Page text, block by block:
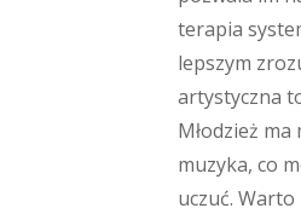
terapia
lepszym
artystyczna
Młodzież
muzyka, co
uczuć.